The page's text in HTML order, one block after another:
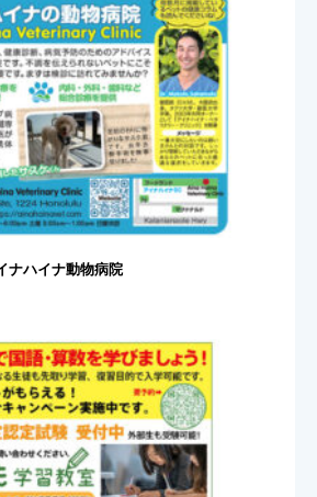
ナハイナ動物病院